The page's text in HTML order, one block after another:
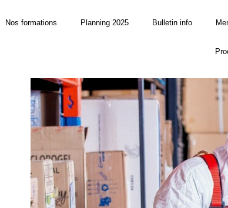
Nos formations Planning 2025 Bulletin info